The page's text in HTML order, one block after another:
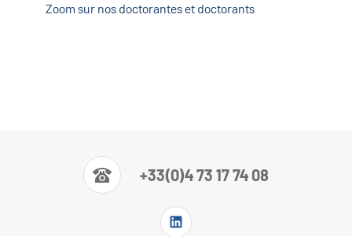
Zoom sur nos doctorantes et doctorants
+33(0)4 73 17 74 08